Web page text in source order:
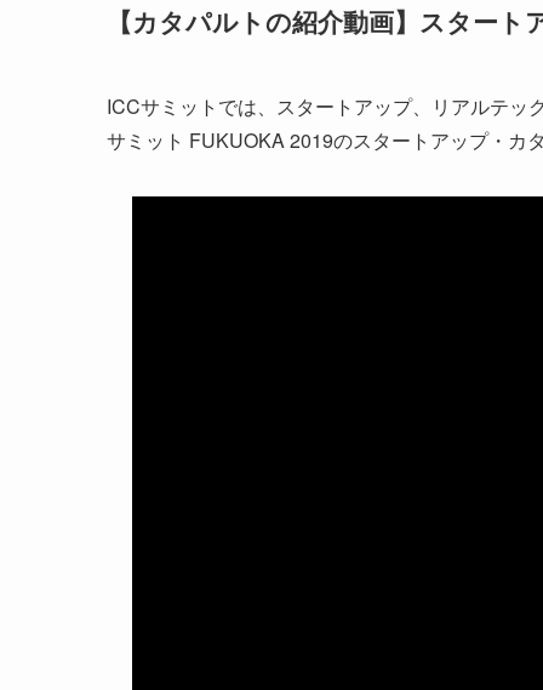
【カタパルトの紹介動画】スター
ICCサミットでは、スタートアップ、リアルテ
サミット FUKUOKA 2019のスタートアップ・カ